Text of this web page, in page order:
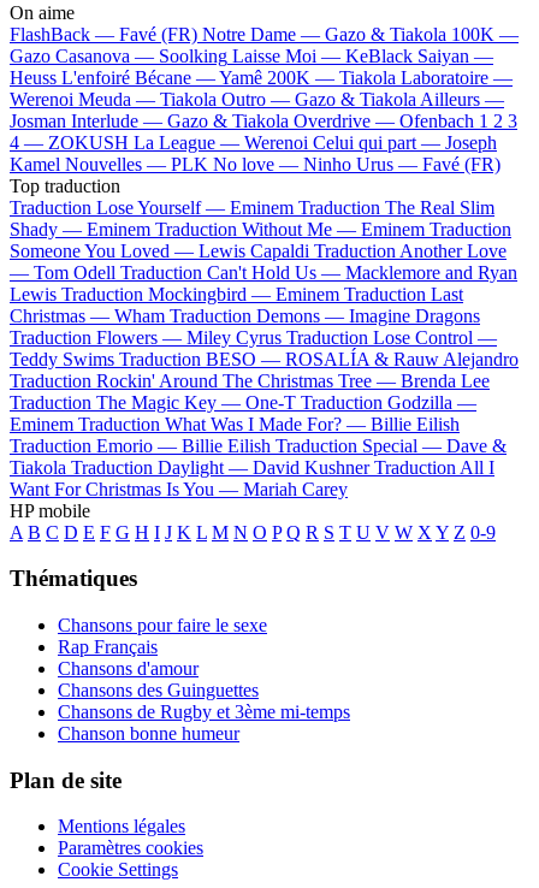
On aime
FlashBack — Favé (FR) Notre Dame — Gazo & Tiakola 100K —
Gazo Casanova — Soolking Laisse Moi — KeBlack Saiyan —
Heuss L'enfoiré Bécane —Yamê 200K — Tiakola Laboratoire —
Werenoi Meuda — Tiakola Outro — Gazo & Tiakola Ailleurs —
Josman Interlude — Gazo & Tiakola Overdrive — Ofenbach 1 2 3
4 — ZOKUSH La League — Werenoi Celui qui part — Joseph
Kamel Nouvelles — PLK No love — Ninho Urus — Favé (FR)
Top traduction
Traduction Lose Yourself — Eminem Traduction The Real Slim
Shady — Eminem Traduction Without Me — Eminem Traduction
Someone You Loved — Lewis Capaldi Traduction Another Love
— Tom Odell Traduction Can't Hold Us — Macklemore and Ryan
Lewis Traduction Mockingbird — Eminem Traduction Last
Christmas — Wham Traduction Demons — Imagine Dragons
Traduction Flowers — Miley Cyrus Traduction Lose Control —
Teddy Swims Traduction BESO — ROSALÍA & Rauw Alejandro
Traduction Rockin' Around The Christmas Tree — Brenda Lee
Traduction The Magic Key — One-T Traduction Godzilla —
Eminem Traduction What Was I Made For? — Billie Eilish
Traduction Emorio — Billie Eilish Traduction Special — Dave &
Tiakola Traduction Daylight — David Kushner Traduction All I
Want For Christmas Is You — Mariah Carey
HP mobile
A B C D E F G H I J K L M N O P Q R S T U V W X Y Z 0-9
Thématiques
Chansons pour faire le sexe
Rap Français
Chansons d'amour
Chansons des Guinguettes
Chansons de Rugby et 3ème mi-temps
Chanson bonne humeur
Plan de site
Mentions légales
Paramètres cookies
Cookie Settings